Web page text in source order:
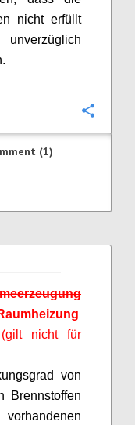
nicht erfüllt
(1)
(gilt nicht für
von
Brennstoffen